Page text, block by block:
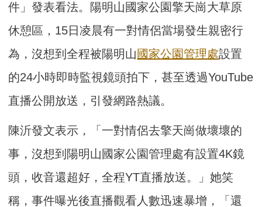
件」發表看法。陽明山國家公園擎天崗大草原
休憩區，15日凌晨有一對情侶當場發生親密行
為，沒想到全程被陽明山 國家公園管理處設置
的24小時即時監視鏡頭拍下，甚至透過YouTube
直播公開放送，引發網路熱議。
陳沂發文表示，「一對情侶去擎天崗做壞壞的
事，沒想到陽明山國家公園管理處有設置4K鏡
頭，收音還超好，全程YT直播放送。」她笑
稱，事件曝光後直播觀看人數迅速暴增，「還